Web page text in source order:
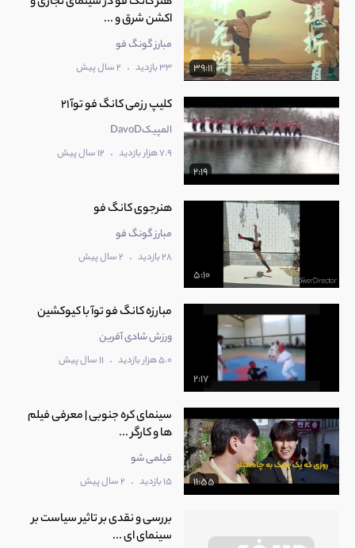
39:11
اکشن شرق و ...
مبارز گونگ فو
33 بازدید . 2 سال پیش
2:19
کلیپ رزمی کانگ فو توآ 21
المپیکDavoD
7.9 هزار بازدید . 12 سال پیش
5:10
هنرجوی کانگ فو
مبارز گونگ فو
28 بازدید . 2 سال پیش
2:17
مبارزه کانگ فو توآ با کیوکشین
ورزش شادی آفرین
5.0 هزار بازدید . 11 سال پیش
11:55
سینمای کره جنوبی | معرفی فیلم
ها و کارگر ...
فیلمی شو
15 بازدید . 2 سال پیش
بررسی و نقدی بر تاثیر سیاست بر
سینمای ای ...